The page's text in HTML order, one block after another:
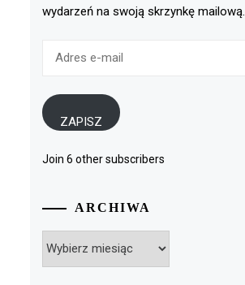
wydarzeń na swoją skrzynkę mailową.
ZAPISZ
Join 6 other subscribers
ARCHIWA